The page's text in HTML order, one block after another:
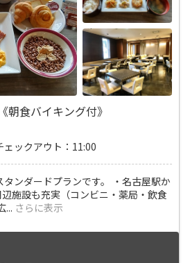
朝食バイキング付》
ックアウト：11:00
ンダードプランです。 ・名古屋駅か
施設も充実（コンビニ・薬局・飲食
... さらに表示